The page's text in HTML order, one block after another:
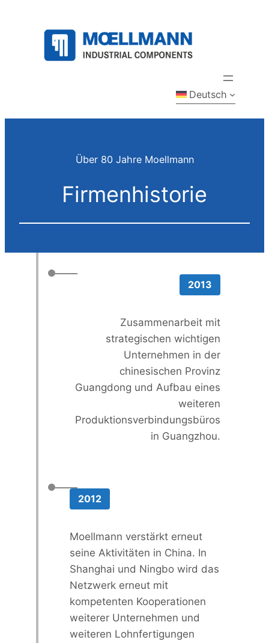
Deutsch
Über 80 Jahre Moellmann
Firmenhistorie
2013
Zusammenarbeit mit
strategischen wichtigen
Unternehmen in der
chinesischen Provinz
Guangdong und Aufbau eines
weiteren
Produktionsverbindungsbüros
in Guangzhou.
2012
Moellmann verstärkt erneut
seine Aktivitäten in China. In
Shanghai und Ningbo wird das
Netzwerk erneut mit
kompetenten Kooperationen
weiterer Unternehmen und
weiteren Lohnfertigungen